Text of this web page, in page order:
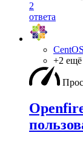
2
ответа
CentOS
+2 ещё